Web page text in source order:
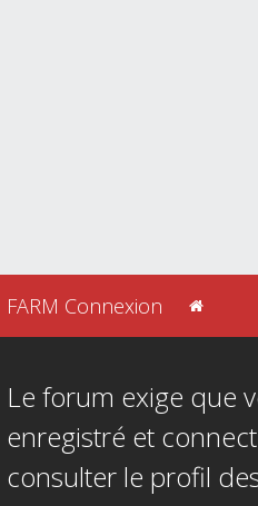
FARM Connexion
Le forum exige que
enregistré et
consulter le profil